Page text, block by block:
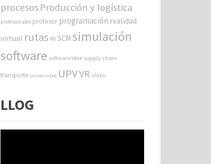
procesosProducción y logística
profesionales profesor programación realidad
virtual rutas RV SCM simulación
software software libre supply chain
transporte Universidad UPVVR vídeo
LLOG